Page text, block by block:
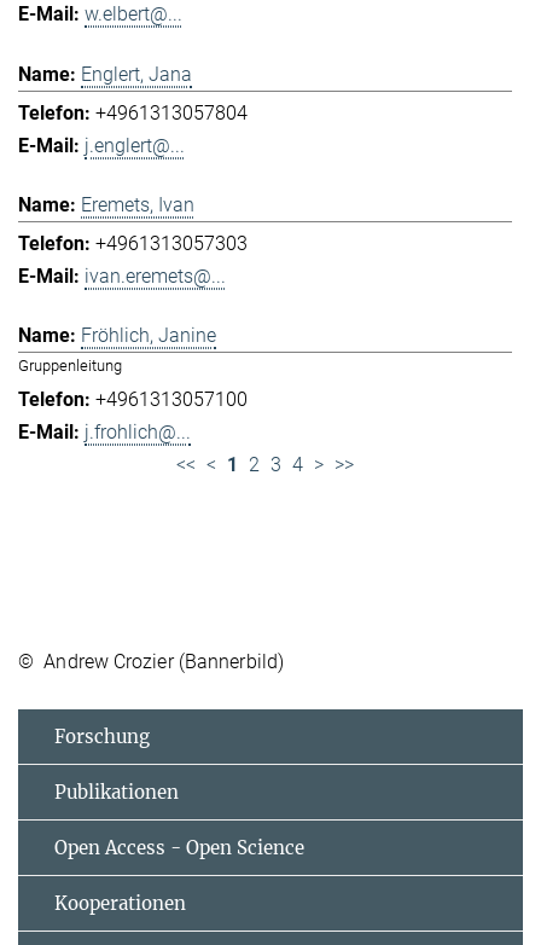
w.elbert@...
Englert, Jana
+4961313057804
j.englert@...
Eremets, Ivan
+4961313057303
ivan.eremets@...
Fröhlich, Janine
Gruppenleitung
+4961313057100
j.frohlich@...
<< < 1 2 3 4 > >>
© Andrew Crozier (Bannerbild)
Forschung
Publikationen
Open Access - Open Science
Kooperationen